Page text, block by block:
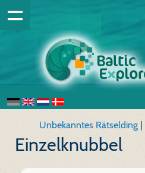
Unbekanntes Rätselding |
Einzelknubbel